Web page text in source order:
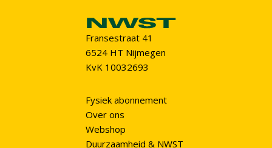
Fransestraat 41
6524 HT Nijmegen
KvK 10032693
Fysiek abonnement
Over ons
Webshop
Duurzaamheid & NWST